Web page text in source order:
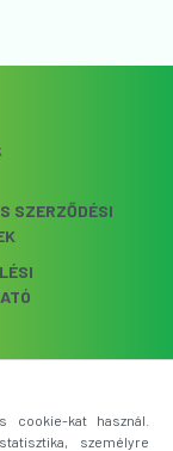
SZERZŐDÉSI
cookie-kat használ.
személyre